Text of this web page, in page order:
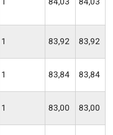
1 83,92 83,92
1 83,84 83,84
1 83,00 83,00